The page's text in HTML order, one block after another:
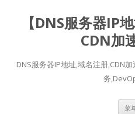
【DNS服务器IP
CDN加
DNS服务器IP地址,域名注册,CDN
务
菜